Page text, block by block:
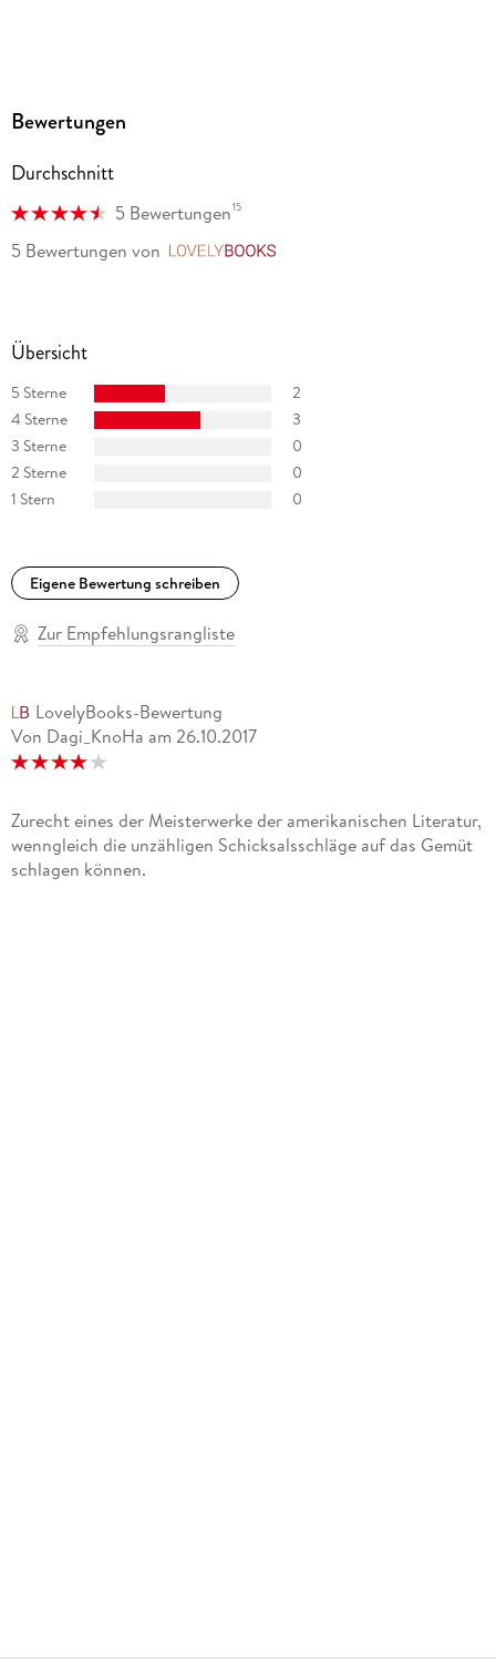
Bewertungen
Durchschnitt
5 Bewertungen15
5 Bewertungen von
Übersicht
5 Sterne
2
4 Sterne
3
3 Sterne
0
2 Sterne
0
1 Stern
0
Eigene Bewertung schreiben
Zur Empfehlungsrangliste
LovelyBooks-Bewertung
Von Dagi_KnoHa am 26.10.2017
Zurecht eines der Meisterwerke der amerikanischen Literatur,
wenngleich die unzähligen Schicksalsschläge auf das Gemüt
schlagen können.